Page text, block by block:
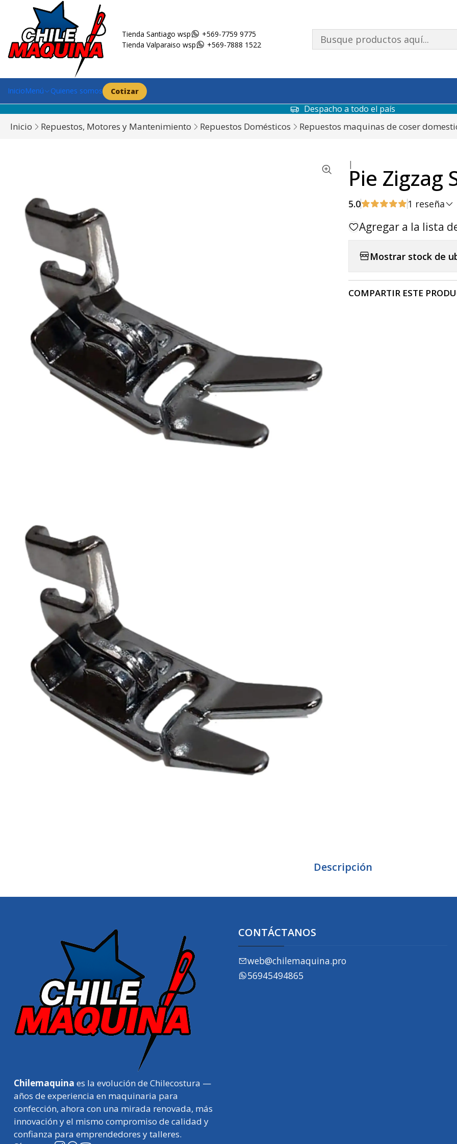
Tienda Santiago wsp
+569-7759 9775
Tienda Valparaiso wsp
+569-7888 1522
InicioMenú Quienes somos Cotizar
Despacho a todo el país
Inicio Repuestos, Motores y Mantenimiento Repuestos Domésticos Repuestos maquinas de coser
|
Pie Zigzag
5.0 1 reseña
Agregar a la lista
Mostrar stock de
COMPARTIR ESTE
Descripción
Chilemaquina es la evolución de Chilecostura —
años de experiencia en maquinaria para
confección, ahora con una mirada renovada, más
innovación y el mismo compromiso de calidad y
confianza para emprendedores y talleres.
CONTÁCTANOS
web@chilemaquina.pro
56945494865